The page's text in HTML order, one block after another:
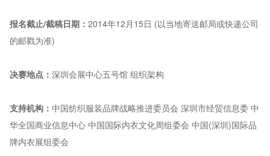
报名截止/截稿日期： 2014年12月15日 (以当地寄送邮局或快递公司
的邮戳为准)
决赛地点： 深圳会展中心五号馆 组织架构
支持机构： 中国纺织服装品牌战略推进委员会 深圳市经贸信息委 中
华全国商业信息中心 中国国际内衣文化周组委会 中国(深圳)国际品
牌内衣展组委会